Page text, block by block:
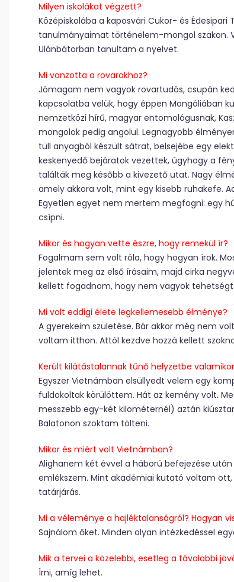
Milyen iskolákat végzett?
Középiskolába a kaposvári Cukor- és
tanulmányaimat történelem-mongol szakon.
Ulánbátorban tanultam a nyelvet.
Mi vonzotta a rovarokhoz?
Jómagam nem vagyok rovartudós, csupán
kapcsolatba velük, hogy éppen Mongóliában
nemzetközi hírű, magyar entomológusnak,
mongolok pedig angolul. Legnagyobb
tüll anyagból készült sátrat, belsejébe egy
keskenyedő bejáratok vezettek, úgyhogy a
találták meg később a kivezető utat. Nagy
amely akkora volt, mint egy kisebb ruhakefe.
Egyetlen egyet nem mertem megfogni: egy
csípni.
Mikor és hogyan vette észre, hogy remekül ír?
Fogalmam sem volt róla, hogy hogyan írok.
jelentek meg az első írásaim, majd cirka
kellett fogadnom, hogy nem vagyok
Mi volt eddigi élete legkellemesebb élménye?
A gyerekeim születése. Bár akkor még nem
voltam itthon. Attól kezdve hozzá kellett
Került kilátástalannak tűnő helyzetbe
Egyszer Vietnámban elsüllyedt velem egy
fuldokoltak körülöttem. Hát az kemény volt.
messzebb egy-két kilométernél) aztán
Balatonon szoktam tölteni.
Mikor és miért volt Vietnámban?
Alighanem két évvel a háború befejezése
emlékszem. Mint akadémiai kutató voltam
tatárjárás.
Mi a véleménye a hajléktalanságról? Hogyan
Sajnálom őket. Minden olyan intézkedéssel
Mik a tervei a közelebbi, esetleg a távolabbi
Írni, amíg lehet.